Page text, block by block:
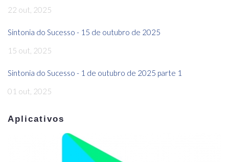
22 out, 2025
Sintonia do Sucesso - 15 de outubro de 2025
15 out, 2025
Sintonia do Sucesso - 1 de outubro de 2025 parte 1
01 out, 2025
Aplicativos